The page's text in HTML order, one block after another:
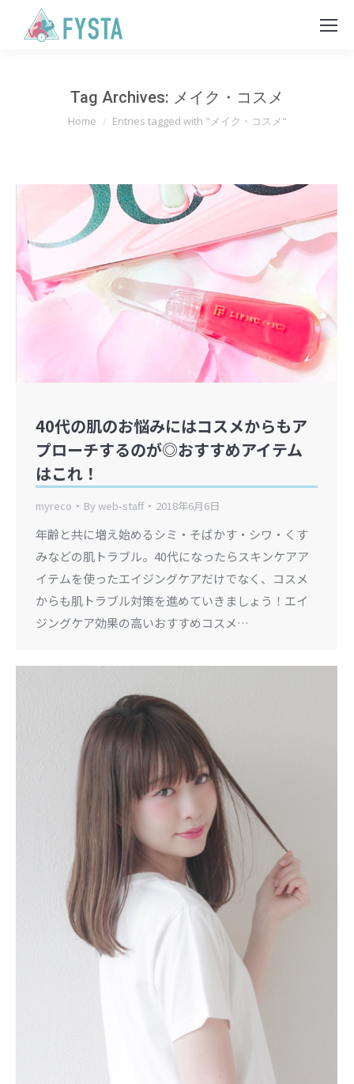
Tag Archives: メイク・コスメ
You are here:
Home Entries tagged with "メイク・コスメ"
40代の肌のお悩みにはコスメからもア
プローチするのが◎おすすめアイテム
はこれ！
myreco Byweb-staff 2018年6月6日
年齢と共に増え始めるシミ・そばかす・シワ・くす
みなどの肌トラブル。40代になったらスキンケアア
イテムを使ったエイジングケアだけでなく、コスメ
からも肌トラブル対策を進めていきましょう！エイ
ジングケア効果の高いおすすめコスメ…